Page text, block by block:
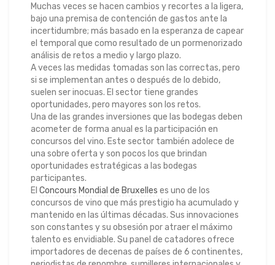
Muchas veces se hacen cambios y recortes a la ligera,
bajo una premisa de contención de gastos ante la
incertidumbre; más basado en la esperanza de capear
el temporal que como resultado de un pormenorizado
análisis de retos a medio y largo plazo.
A veces las medidas tomadas son las correctas, pero
si se implementan antes o después de lo debido,
suelen ser inocuas. El sector tiene grandes
oportunidades, pero mayores son los retos.
Una de las grandes inversiones que las bodegas deben
acometer de forma anual es la participación en
concursos del vino. Este sector también adolece de
una sobre oferta y son pocos los que brindan
oportunidades estratégicas a las bodegas
participantes.
El Concours Mondial de Bruxelles es uno de los
concursos de vino que más prestigio ha acumulado y
mantenido en las últimas décadas. Sus innovaciones
son constantes y su obsesión por atraer el máximo
talento es envidiable. Su panel de catadores ofrece
importadores de decenas de países de 6 continentes,